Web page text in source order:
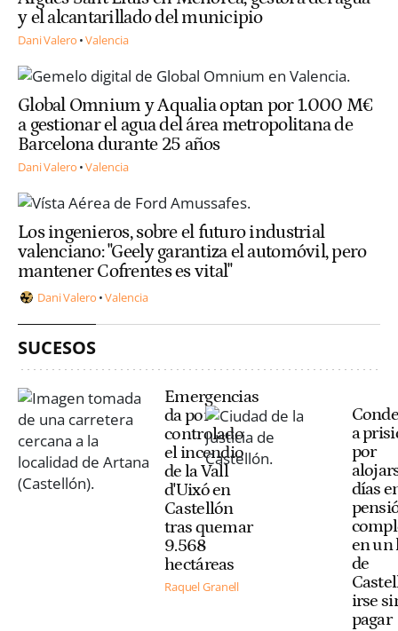
y el alcantarillado del municipio
Dani Valero Valencia
Global Omnium y Aqualia optan por 1.000 M€
a gestionar el agua del área metropolitana de
Barcelona durante 25 años
Dani Valero Valencia
Los ingenieros, sobre el futuro industrial
valenciano: "Geely garantiza el automóvil, pero
mantener Cofrentes es vital"
Dani Valero Valencia
SUCESOS
Emergencias
da por
controlado
el incendio
de la Vall
d'Uixó en
Castellón
tras quemar
9.568
hectáreas
Raquel Granell
a
por
días
en un
de
irse
pagar